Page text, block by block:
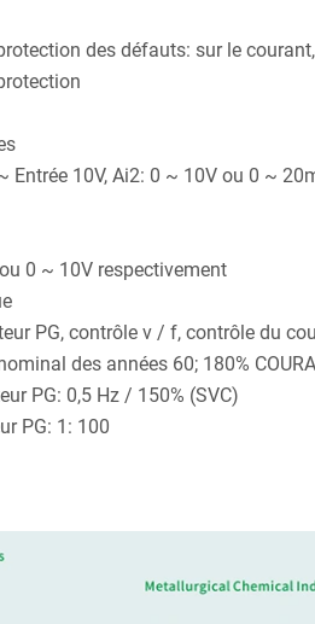
des défauts: sur le
10V, Ai2: 0 ~ 10V ou 0 ~
0 ~ 10V respectivement
PG, contrôle v / f, contrôle du
des années 60; 180%
PG: 0,5 Hz / 150% (SVC)
PG: 1: 100